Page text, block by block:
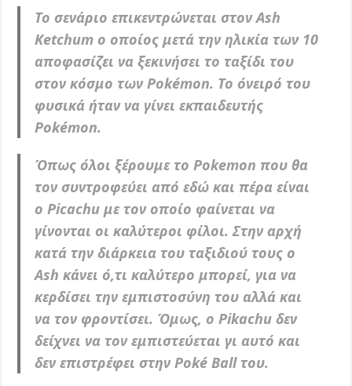
Το σενάριο επικεντρώνεται στον Ash
Ketchum ο οποίος μετά την ηλικία των 10
αποφασίζει να ξεκινήσει το ταξίδι του
στον κόσμο των Pokémon. Το όνειρό του
φυσικά ήταν να γίνει εκπαιδευτής
Pokémon.
Όπως όλοι ξέρουμε το Pokemon που θα
τον συντροφεύει από εδώ και πέρα είναι
ο Picachu με τον οποίο φαίνεται να
γίνονται οι καλύτεροι φίλοι. Στην αρχή
κατά την διάρκεια του ταξιδιού τους ο
Ash κάνει ό,τι καλύτερο μπορεί, για να
κερδίσει την εμπιστοσύνη του αλλά και
να τον φροντίσει. Όμως, ο Pikachu δεν
δείχνει να τον εμπιστεύεται γι αυτό και
δεν επιστρέφει στην Poké Ball του.